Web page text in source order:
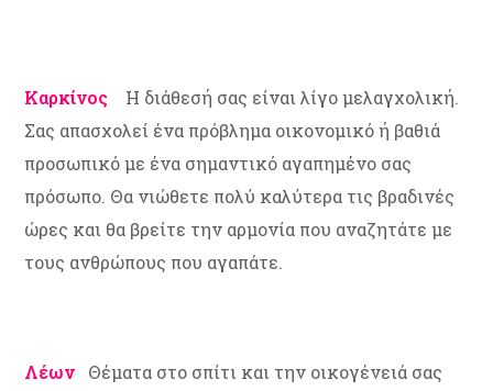
Καρκίνος Η διάθεσή σας είναι λίγο μελαγχολική.
Σας απασχολεί ένα πρόβλημα οικονομικό ή βαθιά
προσωπικό με ένα σημαντικό αγαπημένο σας
πρόσωπο. Θα νιώθετε πολύ καλύτερα τις βραδινές
ώρες και θα βρείτε την αρμονία που αναζητάτε με
τους ανθρώπους που αγαπάτε.
Λέων
Θέματα στο σπίτι και την οικογένειά σας